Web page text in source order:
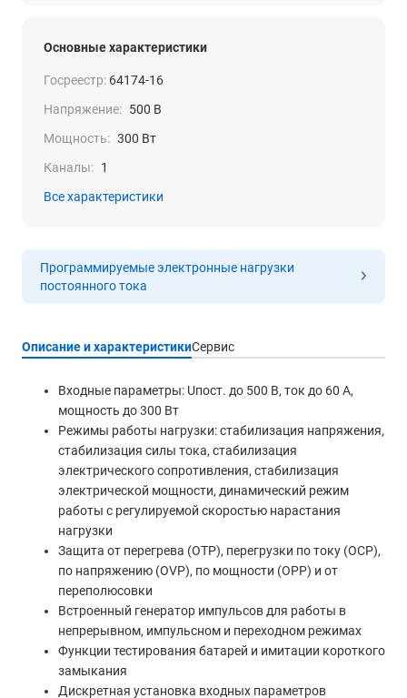
Основные характеристики
Госреестр: 64174-16
Напряжение: 500 В
Мощность: 300 Вт
Каналы: 1
Все характеристики
Программируемые электронные нагрузки
постоянного тока
Описание и характеристикиСервис
Входные параметры: Uпост. до 500 В, ток до 60 А,
мощность до 300 Вт
Режимы работы нагрузки: стабилизация напряжения,
стабилизация силы тока, стабилизация
электрического сопротивления, стабилизация
электрической мощности, динамический режим
работы с регулируемой скоростью нарастания
нагрузки
Защита от перегрева (OTP), перегрузки по току (ОСР),
по напряжению (OVP), по мощности (OPP) и от
переполюсовки
Встроенный генератор импульсов для работы в
непрерывном, импульсном и переходном режимах
Функции тестирования батарей и имитации короткого
замыкания
Дискретная установка входных параметров